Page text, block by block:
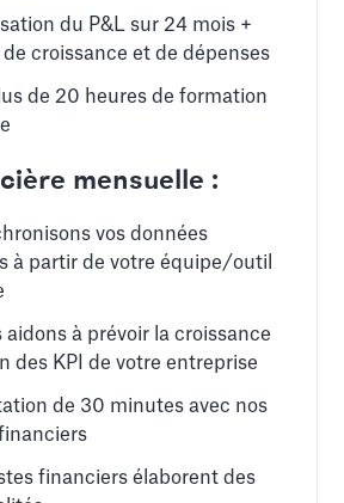
du P&L sur 24 mois +
croissance et de dépenses
de 20 heures de formation
mensuelle :
vos données
à partir de votre équipe/outil
aidons à prévoir la croissance
des KPI de votre entreprise
de 30 minutes avec nos
financiers élaborent des